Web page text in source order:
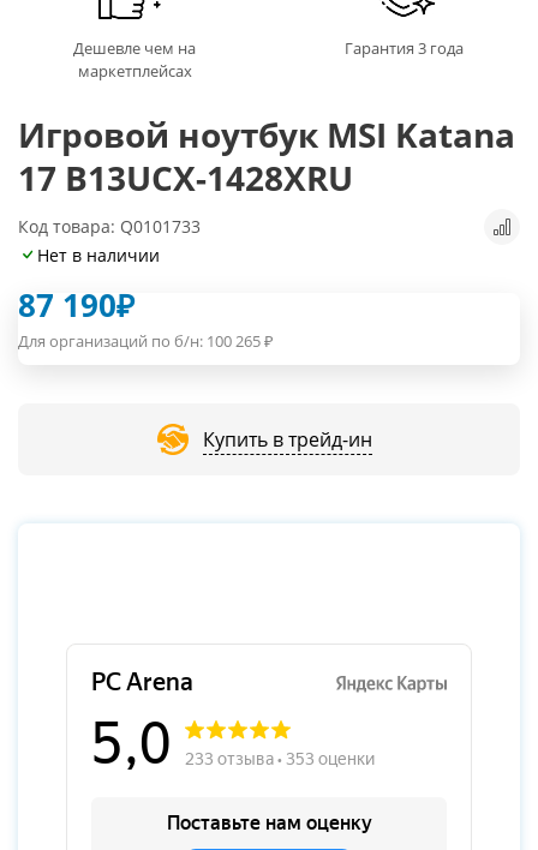
Дешевле чем на
маркетплейсах
Гарантия 3 года
Игровой ноутбук MSI Katana
17 B13UCX-1428XRU
Код товара: Q0101733
Нет в наличии
87 190₽
Для организаций по б/н: 100 265₽
Купить в трейд-ин